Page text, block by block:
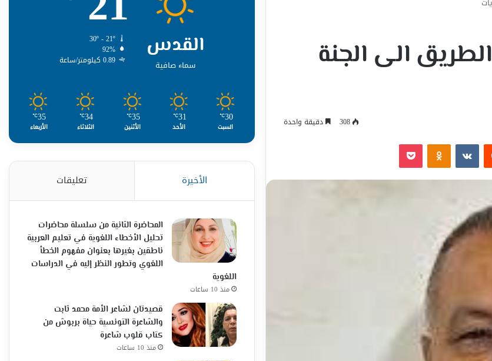
الى الجنة
308 دقيقة واحدة
Odnoklassniki
‫Pocket
القدس
سماء صافية
30º - 21º
92%
0.89 كيلومتر/ساعة
30
℃
السبت
31
℃
الأحد
35
℃
الأثنين
34
℃
الثلاثاء
35
℃
الأربعاء
الأخيرة تعليقات
المحاضرة الثانية من سلسلة محاضرات
تحليل الأخطاء اللغوية في تعليم العربية
ناطقين بغيرها بعنوان مفهوم الخطأ
اللغوي وتطور النظر إليه في الدراسات
اللغوية
منذ 10 ساعات
قصيدتان لشاعر الأمة محمد ثابت
والشاعرة التونسية حياة بربوش من
كتاب قلوب شاعرة
منذ 10 ساعات